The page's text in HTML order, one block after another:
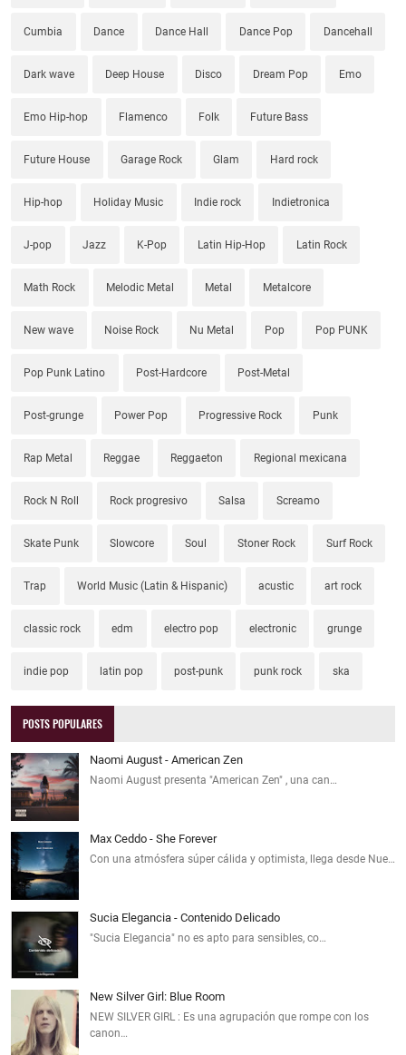
Cumbia Dance Dance Hall Dance Pop Dancehall
Dark wave Deep House Disco Dream Pop Emo
Emo Hip-hop Flamenco Folk Future Bass
Future House Garage Rock Glam Hard rock
Hip-hop Holiday Music Indie rock Indietronica
J-pop Jazz K-Pop Latin Hip-Hop Latin Rock
Math Rock Melodic Metal Metal Metalcore
New wave Noise Rock Nu Metal Pop Pop PUNK
Pop Punk Latino Post-Hardcore Post-Metal
Post-grunge Power Pop Progressive Rock Punk
Rap Metal Reggae Reggaeton Regional mexicana
Rock N Roll Rock progresivo Salsa Screamo
Skate Punk Slowcore Soul Stoner Rock Surf Rock
Trap World Music (Latin & Hispanic) acustic art rock
classic rock edm electro pop electronic grunge
indie pop latin pop post-punk punk rock ska
POSTS POPULARES
Naomi August - American Zen
Naomi August presenta "American Zen" , una can…
Max Ceddo - She Forever
Con una atmósfera súper cálida y optimista, llega desde Nue…
Sucia Elegancia - Contenido Delicado
"Sucia Elegancia" no es apto para sensibles, co…
New Silver Girl: Blue Room
NEW SILVER GIRL : Es una agrupación que rompe con los
canon…